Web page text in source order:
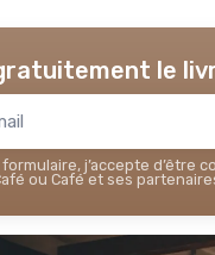
le
j’accepte d’être
ou Café et ses